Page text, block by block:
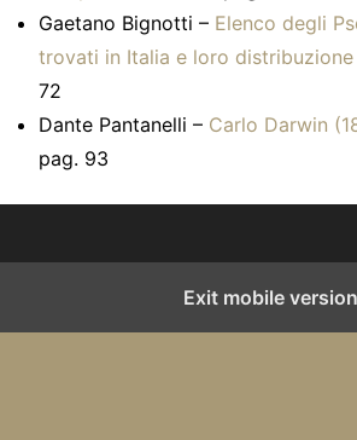
Gaetano Bignotti – Elenco degli
trovati in Italia e loro
72
Dante Pantanelli – Carlo Darwin
pag. 93
Exit mobile version